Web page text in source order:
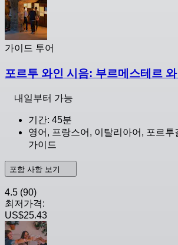
가이드 투어
포르투 와인 시음: 부르메스테르 와
내일부터 가능
기간: 45분
영어, 프랑스어, 이탈리아어, 포르투
가이드
포함 사항 보기
4.5 (90)
최저가격:
US$25.43